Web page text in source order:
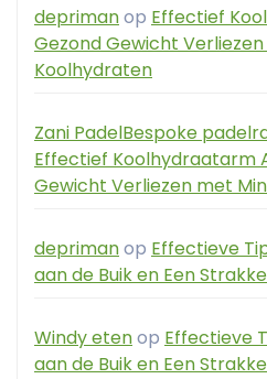
deprimanop Effectief
Gezond Gewicht
Koolhydraten
Zani PadelBespoke
Effectief Koolhydraatarm
Gewicht Verliezen met
deprimanop Effectieve
aan de Buik en Een
Windy etenop Effectieve
aan de Buik en Een